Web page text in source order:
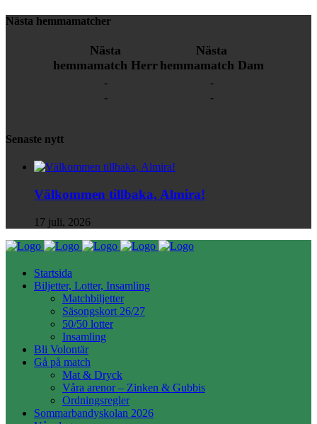
Nästa hemmamatcher
Nästa
hemmamatch Herr
-
-
Nästa
hemmamatch Dam
-
-
Senaste nytt
Välkommen tillbaka, Almira!
17 juli, 2026
Startsida
Biljetter, Lotter, Insamling
Matchbiljetter
Säsongskort 26/27
50/50 lotter
Insamling
Bli Volontär
Gå på match
Mat & Dryck
Våra arenor – Zinken & Gubbis
Ordningsregler
Sommarbandyskolan 2026